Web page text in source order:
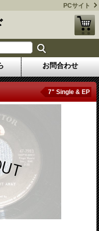
PCサイト
お問合わせ
7" Single & EP